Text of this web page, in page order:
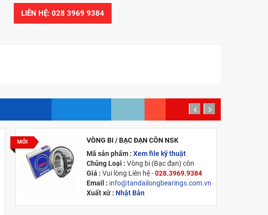
LIÊN HỆ: 028 3969 9384
MỚI
VÒNG BI / BẠC ĐẠN CÔN NSK
Mã sản phẩm :Xem file kỹ thuật
Chủng Loại :Vòng bi (Bạc đạn) côn
Giá : Vui lòng Liên hệ -028.3969.9384
Email : info@tandailongbearings.com.vn
Xuất xứ : Nhật Bản
prev next